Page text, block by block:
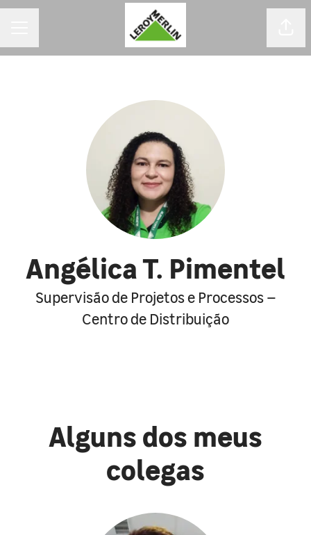
Angélica T. Pimentel
Supervisão de Projetos e Processos –
Centro de Distribuição
Alguns dos meus
colegas